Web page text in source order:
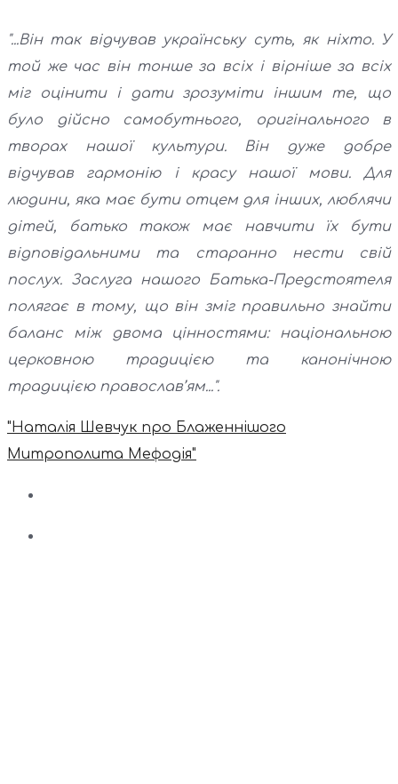
"...Він так відчував українську суть, як ніхто. У
той же час він тонше за всіх і вірніше за всіх
міг оцінити і дати зрозуміти іншим те, що
було дійсно самобутнього, оригінального в
творах нашої культури. Він дуже добре
відчував гармонію і красу нашої мови. Для
людини, яка має бути отцем для інших, люблячи
дітей, батько також має навчити їх бути
відповідальними та старанно нести свій
послух. Заслуга нашого Батька-Предстоятеля
полягає в тому, що він зміг правильно знайти
баланс між двома цінностями: національною
церковною традицією та канонічною
традицією православ’ям...".
"Наталія Шевчук про Блаженнішого
Митрополита Мефодія"